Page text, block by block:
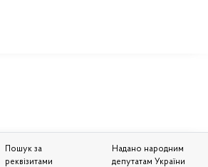
Пошук за
реквізитами
Надано народним
депутатам України